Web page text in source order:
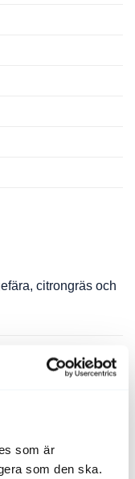
som är
som den ska.
citrongräs och
med Kalix
och beurre blanc